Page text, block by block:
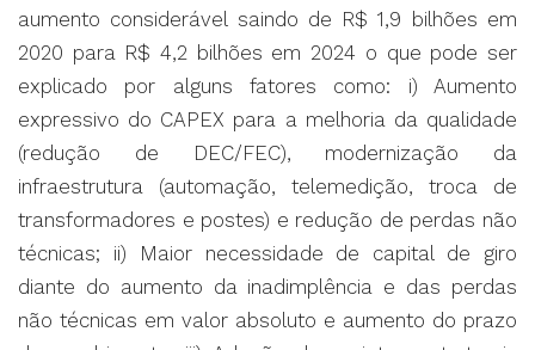
aumento considerável saindo de R$ 1,9 bilhões em
2020 para R$ 4,2 bilhões em 2024 o que pode ser
explicado por alguns fatores como: i) Aumento
expressivo do CAPEX para a melhoria da qualidade
(redução de DEC/FEC), modernização da
infraestrutura (automação, telemedição, troca de
transformadores e postes) e redução de perdas não
técnicas; ii) Maior necessidade de capital de giro
diante do aumento da inadimplência e das perdas
não técnicas em valor absoluto e aumento do prazo